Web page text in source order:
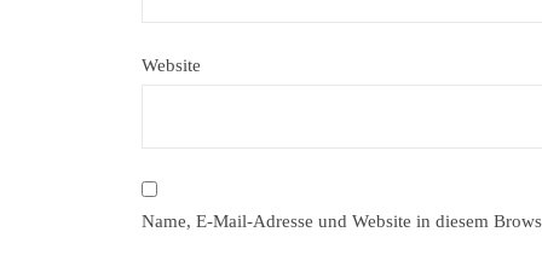
Website
Name, E-Mail-Adresse und Website in diesem